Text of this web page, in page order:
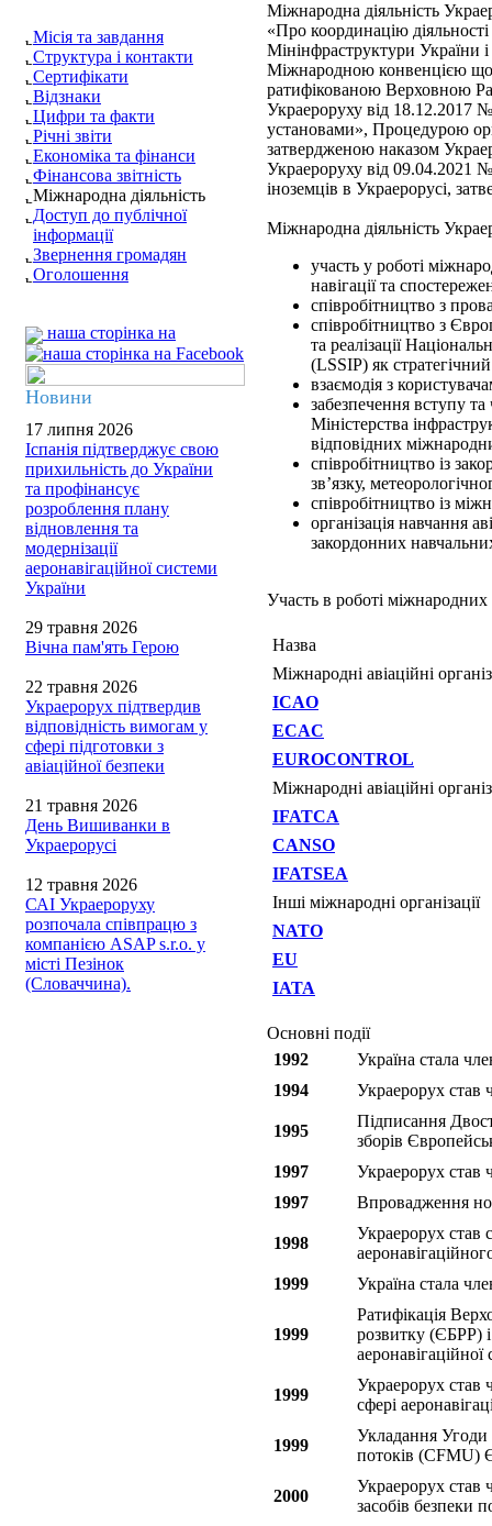
Місія та завдання
Структура і контакти
Сертифікати
Відзнаки
Цифри та факти
Річні звіти
Економіка та фінанси
Фінансова звітність
Міжнародна діяльність
Доступ до публічної
інформації
Звернення громадян
Оголошення
наша сторінка на
Новини
17 липня 2026
Іспанія підтверджує свою
прихильність до України
та профінансує
розроблення плану
відновлення та
модернізації
аеронавігаційної системи
України
29 травня 2026
Вічна пам'ять Герою
22 травня 2026
Украерорух підтвердив
відповідність вимогам у
сфері підготовки з
авіаційної безпеки
21 травня 2026
День Вишиванки в
Украерорусі
12 травня 2026
САІ Украероруху
розпочала співпрацю з
компанією ASAP s.r.o. у
місті Пезінок
(Словаччина).
Міжнародна діяльність
«Про координацію
Мінінфраструктури України
Міжнародною конвенцією
ратифікованою Верховною
Украероруху від 18.12.2017
установами», Процедурою
затвердженою наказом
Украероруху від 09.04.2021
іноземців в Украерорусі,
Міжнародна діяльність
участь у роботі
навігації та
співробітництво з
співробітництво з
та реалізації
(LSSIP) як
взаємодія з
забезпечення вступу
Міністерства
відповідних
співробітництво із
зв’язку,
співробітництво із
організація навчання
закордонних
Участь в роботі міжнародних
Назва
Міжнародні авіаційні
ICAO
ECAC
EUROCONTROL
Міжнародні авіаційні
IFATCA
CANSO
IFATSEA
Інші міжнародні організації
NATO
EU
IATA
Основні події
1992
Україна стала
1994
Украерорух став
1995
Підписання
зборів
1997
Украерорух став
1997
Впровадження
1998
Украерорух став
1999
Україна стала
1999
Ратифікація
розвитку (ЄБРР) і
1999
Украерорух став
сфері
1999
Укладання Угоди
потоків
2000
Украерорух став
засобів безпеки